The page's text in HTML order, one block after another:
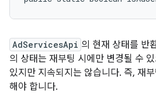
AdServicesApi 의 현재 상태를 반
의 상태는 재부팅 시에만 변경될 수
있지만 지속되지는 않습니다. 즉, 재
해야 합니다.